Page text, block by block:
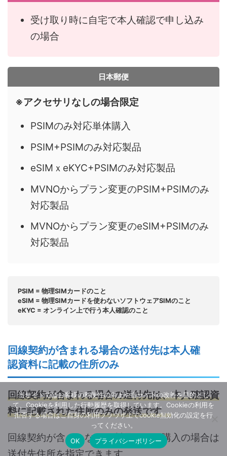
受け取り時に自宅で本人確認で申し込み
の場合
日本郵便
※アクセサリなしの場合限定
PSIMのみ対応単体購入
PSIM+PSIMのみ対応製品
eSIMｘeKYC+PSIMのみ対応製品
MVNOからプラン変更のPSIM+PSIMのみ
対応製品
MVNOからプラン変更のeSIM+PSIMのみ
対応製品
PSIM = 物理SIMカードのこと
eSIM = 物理SIMカードを使わないソフトウェアSIMのこと
eKYC = オンライン上で行う本人確認のこと
回線契約が含まれる場合の送付先は本人確
認資料に記載の住所のみ
回線契約が含まれる場合の送付先は、本人確認資
料に記載された住所のみの発送です。
回線契約が含まれない、製品のみご購入の場合は
当サイトではお客様の利便性の向上や当サイトの改善を目的とし
て、Cookieを利用した行動履歴を取得しています。Cookieの利用を
拒否する場合はご自身の利用ブラウザ上でcookie無効化の設定を行
ってください。
OK
プライバシーポリシー